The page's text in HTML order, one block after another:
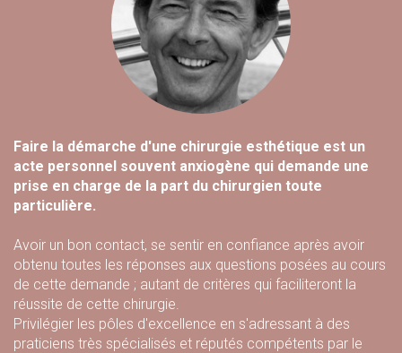
Faire la démarche d'une chirurgie esthétique est un
acte personnel souvent anxiogène qui demande une
prise en charge de la part du chirurgien toute
particulière.
Avoir un bon contact, se sentir en confiance après avoir
obtenu toutes les réponses aux questions posées au cours
de cette demande ; autant de critères qui faciliteront la
réussite de cette chirurgie.
Privilégier les pôles d'excellence en s'adressant à des
praticiens très spécialisés et réputés compétents par le